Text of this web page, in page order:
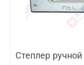
Степлер